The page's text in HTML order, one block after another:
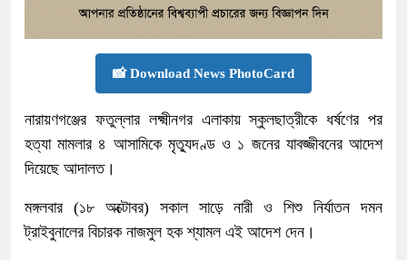
📸 Download News PhotoCard
নারায়ণগঞ্জের ফতুল্লার লক্ষ্মীনগর এলাকায় স্কুলছাত্রীকে ধর্ষণের পর
হত্যা মামলার ৪ আসামিকে মৃত্যুদণ্ড ও ১ জনের যাবজ্জীবনের আদেশ
দিয়েছে আদালত।
মঙ্গলবার (১৮ অক্টোবর) সকাল সাড়ে নারী ও শিশু নির্যাতন দমন
ট্রাইবুনালের বিচারক নাজমুল হক শ্যামল এই আদেশ দেন।